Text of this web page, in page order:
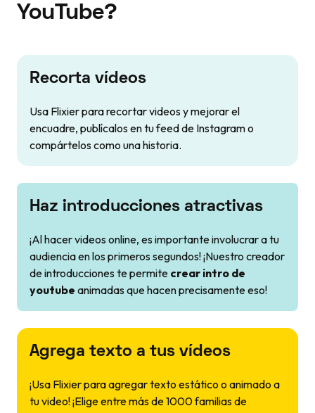
YouTube?
Recorta vídeos
Usa Flixier para recortar videos y mejorar el
encuadre, publícalos en tu feed de Instagram o
compártelos como una historia.
Haz introducciones atractivas
¡Al hacer videos online, es importante involucrar a tu
audiencia en los primeros segundos! ¡Nuestro creador
de introducciones te permite crear intro de
youtube animadas que hacen precisamente eso!
Agrega texto a tus vídeos
¡Usa Flixier para agregar texto estático o animado a
tu video! ¡Elige entre más de 1000 familias de